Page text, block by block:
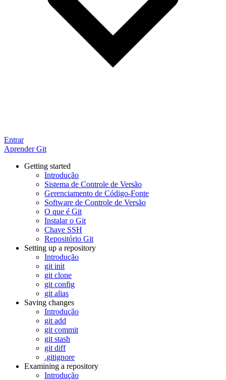
Entrar
Aprender Git
Getting started
Introdução
Sistema de Controle de Versão
Gerenciamento de Código-Fonte
Software de Controle de Versão
O que é Git
Instalar o Git
Chave SSH
Repositório Git
Setting up a repository
Introdução
git init
git clone
git config
git alias
Saving changes
Introdução
git add
git commit
git stash
git diff
.gitignore
Examining a repository
Introdução